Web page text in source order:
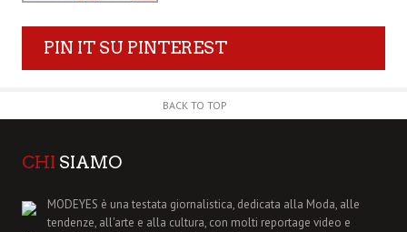
PIN IT SU PINTEREST
BACK TO TOP
CHI SIAMO
MODEYES è una testata giornalistica, dedicata alla Moda, alle
tendenze, all'arte e alla cultura, con molti reportage video e